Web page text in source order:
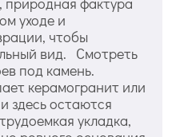
уходе и
чтобы
вид. Смотреть
под камень.
керамогранит или
здесь остаются
укладка,